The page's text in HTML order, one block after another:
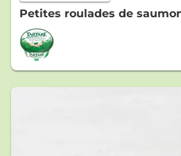
Petites roulades de